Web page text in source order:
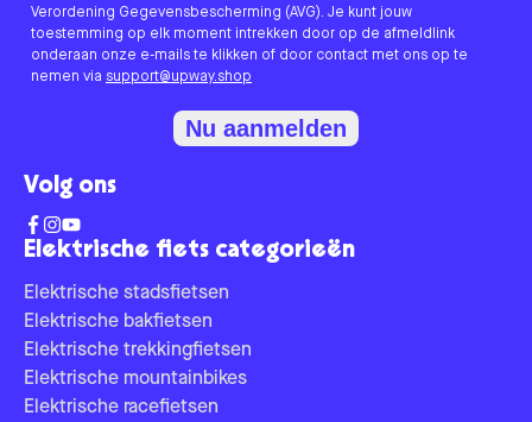
Elektrische fiets categorieën
Elektrische stadsfietsen
Elektrische bakfietsen
Elektrische trekkingfietsen
Elektrische mountainbikes
Elektrische racefietsen
Verordening Gegevensbescherming (AVG). Je kunt jouw
toestemming op elk moment intrekken door op de afmeldlink
onderaan onze e-mails te klikken of door contact met ons op te
nemen via support@upway.shop
Nu aanmelden
Volg ons